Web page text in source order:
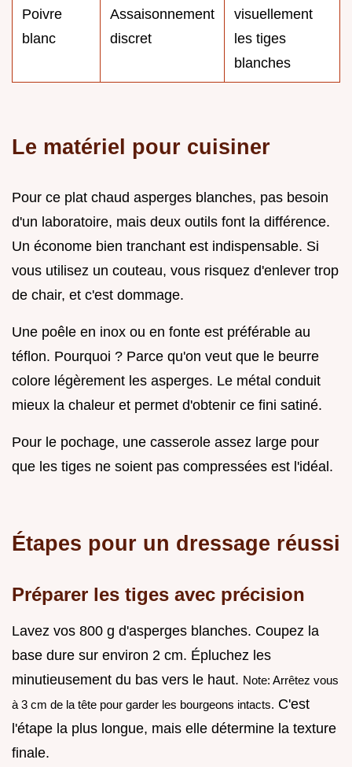
Poivre
blanc
Assaisonnement
discret
visuellement
les tiges
blanches
Le matériel pour cuisiner
Pour ce plat chaud asperges blanches, pas besoin
d'un laboratoire, mais deux outils font la différence.
Un économe bien tranchant est indispensable. Si
vous utilisez un couteau, vous risquez d'enlever trop
de chair, et c'est dommage.
Une poêle en inox ou en fonte est préférable au
téflon. Pourquoi ? Parce qu'on veut que le beurre
colore légèrement les asperges. Le métal conduit
mieux la chaleur et permet d'obtenir ce fini satiné.
Pour le pochage, une casserole assez large pour
que les tiges ne soient pas compressées est l'idéal.
Étapes pour un dressage réussi
Préparer les tiges avec précision
Lavez vos 800 g d'asperges blanches. Coupez la
base dure sur environ 2 cm. Épluchez les
minutieusement du bas vers le haut. Note: Arrêtez vous
à 3 cm de la tête pour garder les bourgeons intacts. C'est
l'étape la plus longue, mais elle détermine la texture
finale.